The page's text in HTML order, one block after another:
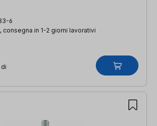
6
consegna in 1-2 giorni lavorativi